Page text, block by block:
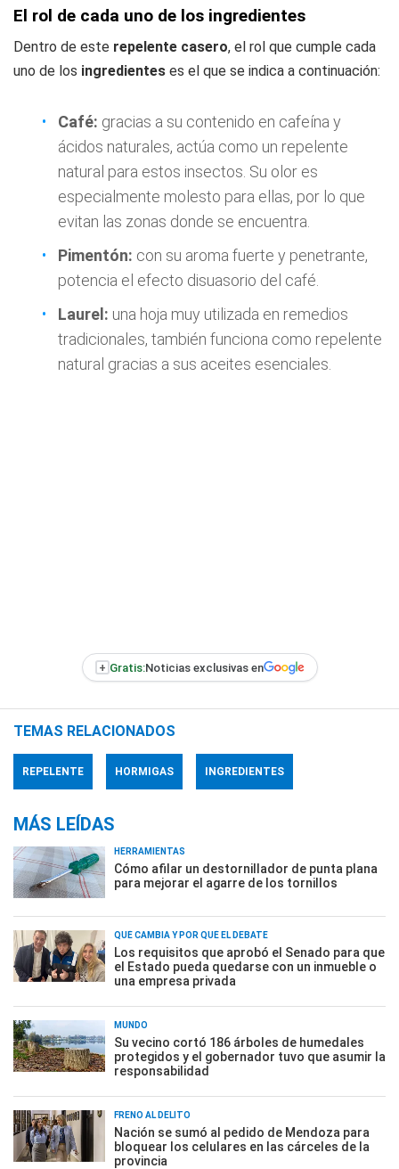
El rol de cada uno de los ingredientes
Dentro de este repelente casero, el rol que cumple cada
uno de los ingredientes es el que se indica a continuación:
Café: gracias a su contenido en cafeína y
ácidos naturales, actúa como un repelente
natural para estos insectos. Su olor es
especialmente molesto para ellas, por lo que
evitan las zonas donde se encuentra.
Pimentón: con su aroma fuerte y penetrante,
potencia el efecto disuasorio del café.
Laurel: una hoja muy utilizada en remedios
tradicionales, también funciona como repelente
natural gracias a sus aceites esenciales.
+ Gratis:Noticias exclusivas en
TEMAS RELACIONADOS
REPELENTE HORMIGAS INGREDIENTES
MÁS LEÍDAS
HERRAMIENTAS
Cómo afilar un destornillador de punta plana
para mejorar el agarre de los tornillos
QUÉ CAMBIA Y POR QUÉ EL DEBATE
Los requisitos que aprobó el Senado para que
el Estado pueda quedarse con un inmueble o
una empresa privada
MUNDO
Su vecino cortó 186 árboles de humedales
protegidos y el gobernador tuvo que asumir la
responsabilidad
FRENO AL DELITO
Nación se sumó al pedido de Mendoza para
bloquear los celulares en las cárceles de la
provincia